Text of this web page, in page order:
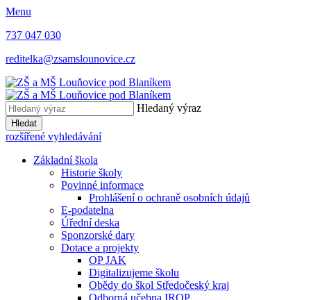
Menu
737 047 030
reditelka@zsamslounovice.cz
Hledaný výraz
Hledat
rozšířené vyhledávání
Základní škola
Historie školy
Povinné informace
Prohlášení o ochraně osobních údajů
E-podatelna
Úřední deska
Sponzorské dary
Dotace a projekty
OP JAK
Digitalizujeme školu
Obědy do škol Středočeský kraj
Odborná učebna IROP